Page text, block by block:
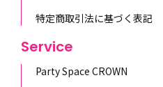
特定商取引法に基づく表記
Service
Party Space CROWN